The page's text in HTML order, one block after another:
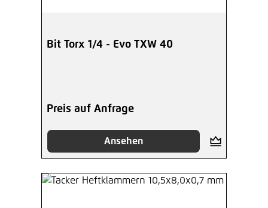
Bit Torx 1/4 - Evo TXW 40
Preis auf Anfrage
Ansehen